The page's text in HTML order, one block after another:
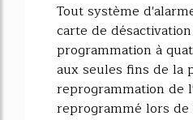
Tout système
carte de
programmation à
aux seules fins de la
reprogrammation de
reprogrammé lors de